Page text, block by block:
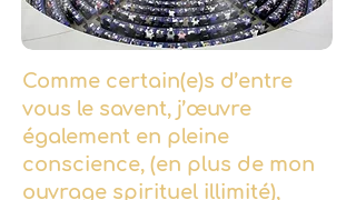
Comme certain(e)s d’entre
vous le savent, j’œuvre
également en pleine
conscience, (en plus de mon
ouvrage spirituel illimité),